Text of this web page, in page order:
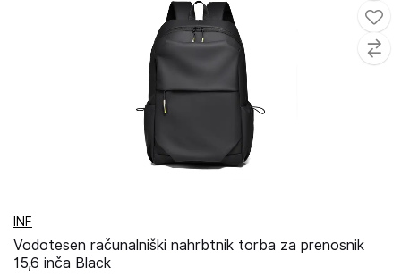
INF
Vodotesen računalniški nahrbtnik torba za prenosnik
15,6 inča Black